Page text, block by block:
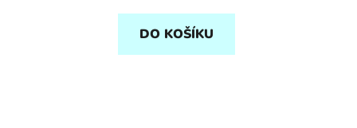
DO KOŠÍKU